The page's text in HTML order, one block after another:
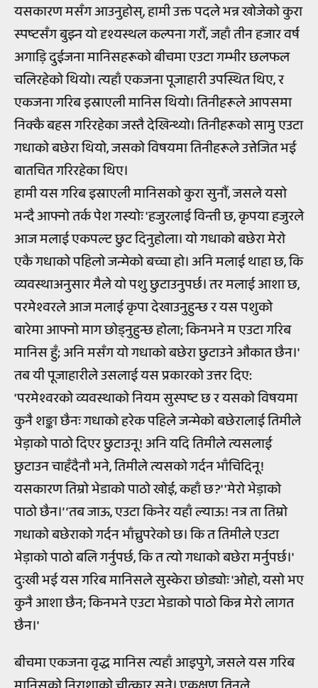
यसकारण मसँग आउनुहोस्, हामी उक्त पदले भन्न खोजेको कुरा
स्पष्टसँग बुझ्न यो दृश्यस्थल कल्पना गरौं, जहाँ तीन हजार वर्ष
अगाड़ि दुईजना मानिसहरूको बीचमा एउटा गम्भीर छलफल
चलिरहेको थियो। त्यहाँ एकजना पूजाहारी उपस्थित थिए, र
एकजना गरिब इस्राएली मानिस थियो। तिनीहरूले आपसमा
निक्कै बहस गरिरहेका जस्तै देखिन्थ्यो। तिनीहरूको सामु एउटा
गधाको बछेरा थियो, जसको विषयमा तिनीहरूले उत्तेजित भई
बातचित गरिरहेका थिए।
हामी यस गरिब इस्राएली मानिसको कुरा सुनौं, जसले यसो
भन्दै आफ्नो तर्क पेश गस्योः 'हजुरलाई विन्ती छ, कृपया हजुरले
आज मलाई एकपल्ट छुट दिनुहोला। यो गधाको बछेरा मेरो
एकै गधाको पहिलो जन्मेको बच्चा हो। अनि मलाई थाहा छ, कि
व्यवस्थाअनुसार मैले यो पशु छुटाउनुपर्छ। तर मलाई आशा छ,
परमेश्वरले आज मलाई कृपा देखाउनुहुन्छ र यस पशुको
बारेमा आफ्नो माग छोड्नुहुन्छ होला; किनभने म एउटा गरिब
मानिस हुँ; अनि मसँग यो गधाको बछेरा छुटाउने औकात छैन।'
तब यी पूजाहारीले उसलाई यस प्रकारको उत्तर दिए:
'परमेश्वरको व्यवस्थाको नियम सुस्पष्ट छ र यसको विषयमा
कुनै शङ्का छैनः गधाको हरेक पहिले जन्मेको बछेरालाई तिमीले
भेड़ाको पाठो दिएर छुटाउनू! अनि यदि तिमीले त्यसलाई
छुटाउन चाहँदैनौ भने, तिमीले त्यसको गर्दन भाँचिदिनू!
यसकारण तिम्रो भेडाको पाठो खोई, कहाँ छ?' 'मेरो भेड़ाको
पाठो छैन।’ ‘तब जाऊ, एउटा किनेर यहाँ ल्याऊ! नत्र ता तिम्रो
गधाको बछेराको गर्दन भाँच्नुपरेको छ। कि त तिमीले एउटा
भेड़ाको पाठो बलि गर्नुपर्छ, कि त त्यो गधाको बछेरा मर्नुपर्छ।'
दुःखी भई यस गरिब मानिसले सुस्केरा छोड्योः 'ओहो, यसो भए
कुनै आशा छैन; किनभने एउटा भेडाको पाठो किन्न मेरो लागत
छैन।'
बीचमा एकजना वृद्ध मानिस त्यहाँ आइपुगे, जसले यस गरिब